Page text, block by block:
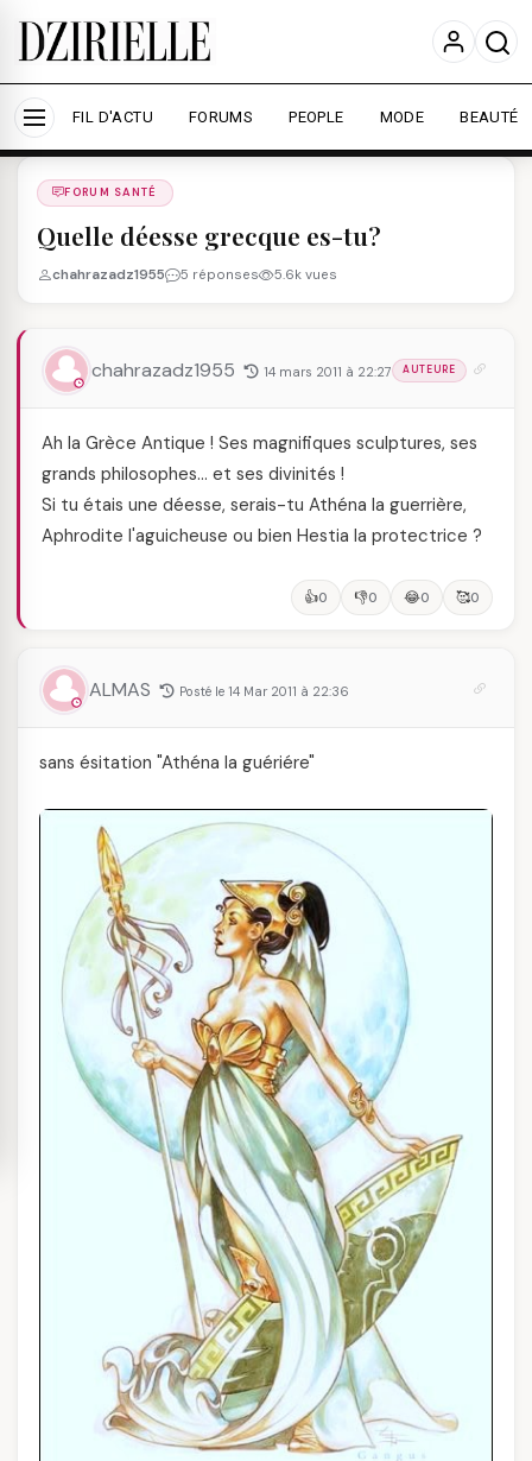
Nous utilisons des cookies pour améliorer votre
expérience et mesurer l'audience.
En savoir plus
Accepter tout Personnaliser
FIL D'ACTU FORUMS PEOPLE MODE BEAUTÉ
Forums
FORUM SANTÉ
Quelle déesse grecque es-tu?
chahrazadz1955 5 réponses 5.6k vues
chahrazadz1955 14 mars 2011 à 22:27 AUTEURE
Ah la Grèce Antique ! Ses magnifiques sculptures, ses
grands philosophes… et ses divinités !
Si tu étais une déesse, serais-tu Athéna la guerrière,
Aphrodite l'aguicheuse ou bien Hestia la protectrice ?
👍0 👎0 😂0 🥰0
ALMAS Posté le 14 Mar 2011 à 22:36
sans ésitation "Athéna la guériére"